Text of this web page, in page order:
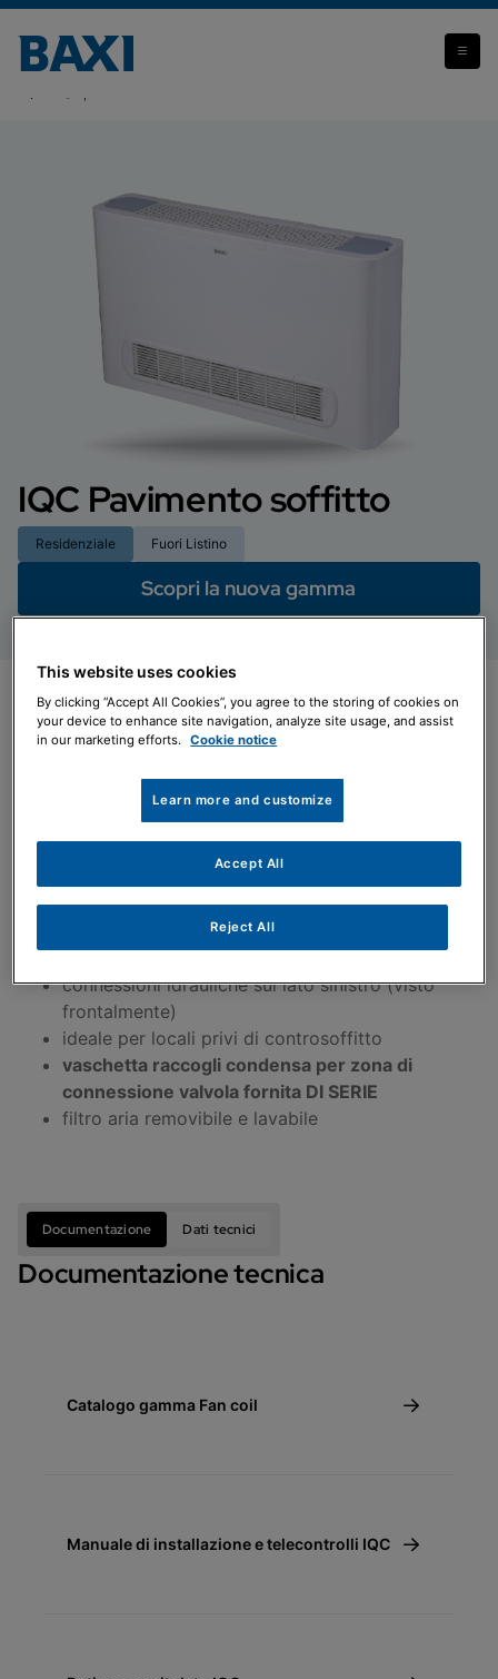
disponibile.
IQC Pavimento soffitto
Residenziale Fuori Listino
Scopri la nuova gamma
Specifiche
versatilità e facilità di installazione: le unità
possono essere installate a pavimento o a
alta efficienza (DC inverter) ed elevata
silenziosità
connessioni idrauliche sul lato sinistro (visto
frontalmente)
ideale per locali privi di controsoffitto
vaschetta raccogli condensa per zona di
connessione valvola fornita DI SERIE
filtro aria removibile e lavabile
Documentazione Dati tecnici
Documentazione tecnica
Catalogo gamma Fan coil
Manuale di installazione e telecontrolli IQC
This website uses cookies
By clicking “Accept All Cookies”, you agree to the storing of cookies on
your device to enhance site navigation, analyze site usage, and assist
in our marketing efforts. Cookie notice
Learn more and customize
Reject All
Accept All